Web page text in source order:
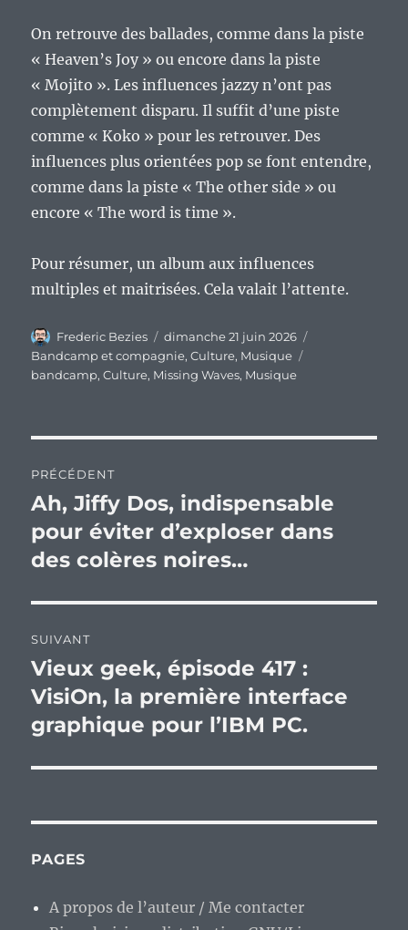
On retrouve des ballades, comme dans la piste
« Heaven’s Joy » ou encore dans la piste
« Mojito ». Les influences jazzy n’ont pas
complètement disparu. Il suffit d’une piste
comme « Koko » pour les retrouver. Des
influences plus orientées pop se font entendre,
comme dans la piste « The other side » ou
encore « The word is time ».
Pour résumer, un album aux influences
multiples et maitrisées. Cela valait l’attente.
Auteur
Frederic Bezies
Publié
le
dimanche 21 juin 2026
Bandcamp et compagnie,Culture, Musique
bandcamp,Culture, Missing Waves, Musique
de
l’article
PRÉCÉDENT
Publication
précédente :
Ah, Jiffy Dos, indispensable
pour éviter d’exploser dans
des colères noires…
SUIVANT
Publication
suivante :
Vieux geek, épisode 417 :
VisiOn, la première interface
graphique pour l’IBM PC.
PAGES
A propos de l’auteur / Me contacter